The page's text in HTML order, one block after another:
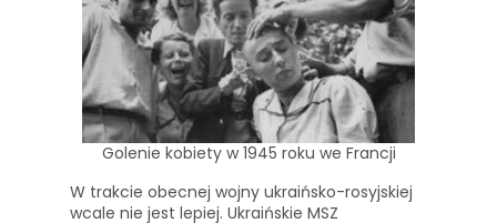
Golenie kobiety w 1945 roku we Francji
W trakcie obecnej wojny ukraińsko-rosyjskiej
wcale nie jest lepiej. Ukraińskie MSZ